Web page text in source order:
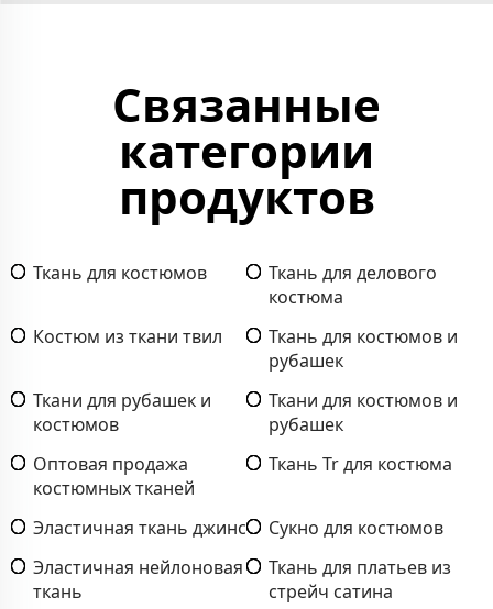
Связанные
категории
продуктов
Ткань для костюмов
Ткань для делового
костюма
Костюм из ткани твил
Ткань для костюмов и
рубашек
Ткани для рубашек и
костюмов
Ткани для костюмов и
рубашек
Оптовая продажа
костюмных тканей
Ткань Tr для костюма
Эластичная ткань джинс
Сукно для костюмов
Эластичная нейлоновая
ткань
Ткань для платьев из
стрейч сатина